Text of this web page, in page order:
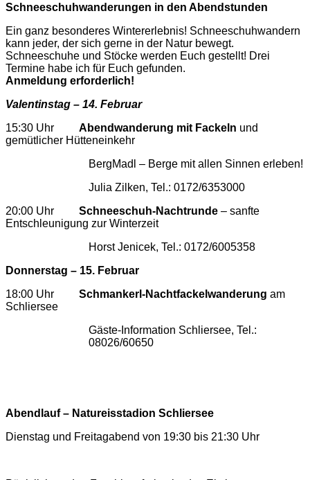
Schneeschuhwanderungen in den Abendstunden
Ein ganz besonderes Wintererlebnis! Schneeschuhwandern
kann jeder, der sich gerne in der Natur bewegt.
Schneeschuhe und Stöcke werden Euch gestellt! Drei
Termine habe ich für Euch gefunden.
Anmeldung erforderlich!
Valentinstag – 14. Februar
15:30 Uhr Abendwanderung mit Fackeln und
gemütlicher Hütteneinkehr
BergMadl – Berge mit allen Sinnen erleben!
Julia Zilken, Tel.: 0172/6353000
20:00 Uhr Schneeschuh-Nachtrunde – sanfte
Entschleunigung zur Winterzeit
Horst Jenicek, Tel.: 0172/6005358
Donnerstag – 15. Februar
18:00 Uhr Schmankerl-Nachtfackelwanderung am
Schliersee
Gäste-Information Schliersee, Tel.:
08026/60650
Abendlauf – Natureisstadion Schliersee
Dienstag und Freitagabend von 19:30 bis 21:30 Uhr